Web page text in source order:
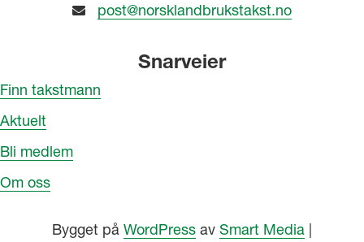
post@norsklandbrukstakst.no
Snarveier
Finn takstmann
Aktuelt
Bli medlem
Om oss
Bygget på WordPress av Smart Media |